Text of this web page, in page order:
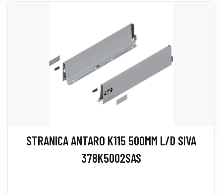
STRANICA ANTARO K115 500MM L/D SIVA
378K5002SAS